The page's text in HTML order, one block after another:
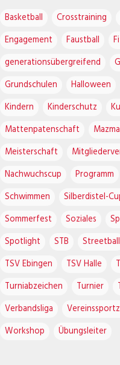
Basketball Crosstraining
Engagement
Faustball
generationsübergreifend
Grundschulen
Halloween
Kindern
Kinderschutz
Mattenpatenschaft
Meisterschaft
Nachwuchscup
Programm
Schwimmen
Silberdistel-
Sommerfest
Soziales
Spotlight
STB Streetball
TSV Ebingen
TSV Halle
Turniabzeichen
Turnier
Verbandsliga
Workshop
Übungsleiter